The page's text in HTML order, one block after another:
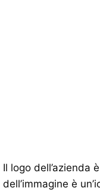
Il logo dell’azienda
dell’immagine è